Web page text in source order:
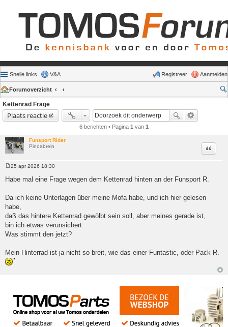
Snelle links V&A Aanmelden
Registreer
Forumoverzicht
Kettenrad Frage
Plaats reactie
6 berichten • Pagina 1 van 1
Funsport Rider
Pindabrein
Citeer
Bericht
25 apr 2026 18:30
Habe mal eine Frage wegen dem Kettenrad hinten an der Funsport R.
Da ich keine Unterlagen über meine Mofa habe, und ich hier gelesen
habe,
daß das hintere Kettenrad gewölbt sein soll, aber meines gerade ist,
bin ich etwas verunsichert.
Was stimmt den jetzt?
Mein Hinterrad ist ja nicht so breit, wie das einer Funtastic, oder Pack R.